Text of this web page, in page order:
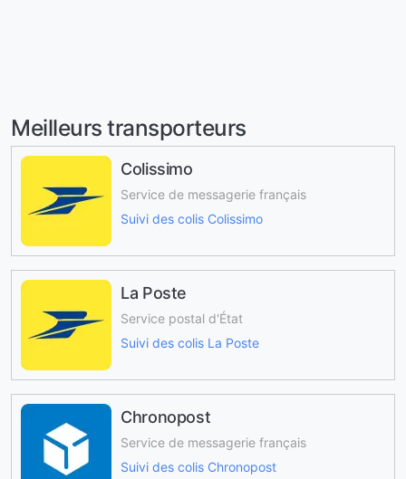
Meilleurs transporteurs
Colissimo
Service de messagerie français
Suivi des colis Colissimo
La Poste
Service postal d'État
Suivi des colis La Poste
Chronopost
Service de messagerie français
Suivi des colis Chronopost